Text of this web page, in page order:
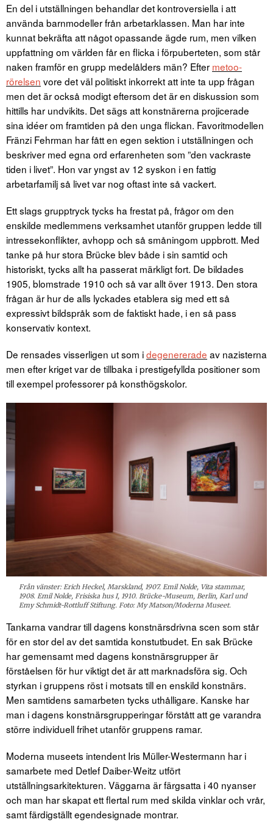
En del i utställningen behandlar det kontroversiella i att
använda barnmodeller från arbetarklassen. Man har inte
kunnat bekräfta att något opassande ägde rum, men vilken
uppfattning om världen får en flicka i förpuberteten, som står
naken framför en grupp medelålders män? Efter metoo-
rörelsen vore det väl politiskt inkorrekt att inte ta upp frågan
men det är också modigt eftersom det är en diskussion som
hittills har undvikits. Det sägs att konstnärerna projicerade
sina idéer om framtiden på den unga flickan. Favoritmodellen
Fränzi Fehrman har fått en egen sektion i utställningen och
beskriver med egna ord erfarenheten som ”den vackraste
tiden i livet”. Hon var yngst av 12 syskon i en fattig
arbetarfamilj så livet var nog oftast inte så vackert.
Ett slags grupptryck tycks ha frestat på, frågor om den
enskilde medlemmens verksamhet utanför gruppen ledde till
intressekonflikter, avhopp och så småningom uppbrott. Med
tanke på hur stora Brücke blev både i sin samtid och
historiskt, tycks allt ha passerat märkligt fort. De bildades
1905, blomstrade 1910 och så var allt över 1913. Den stora
frågan är hur de alls lyckades etablera sig med ett så
expressivt bildspråk som de faktiskt hade, i en så pass
konservativ kontext.
De rensades visserligen ut som idegenererade av nazisterna
men efter kriget var de tillbaka i prestigefyllda positioner som
till exempel professorer på konsthögskolor.
Från vänster: Erich Heckel, Marskland, 1907. Emil Nolde, Vita stammar,
1908. Emil Nolde, Frisiska hus I, 1910. Brücke-Museum, Berlin, Karl und
Emy Schmidt-Rottluff Stiftung. Foto: My Matson/Moderna Museet.
Tankarna vandrar till dagens konstnärsdrivna scen som står
för en stor del av det samtida konstutbudet. En sak Brücke
har gemensamt med dagens konstnärsgrupper är
förståelsen för hur viktigt det är att marknadsföra sig. Och
styrkan i gruppens röst i motsats till en enskild konstnärs.
Men samtidens samarbeten tycks uthålligare. Kanske har
man i dagens konstnärsgrupperingar förstått att ge varandra
större individuell frihet utanför gruppens ramar.
Moderna museets intendent Iris Müller-Westermann har i
samarbete med Detlef Daiber-Weitz utfört
utställningsarkitekturen. Väggarna är färgsatta i 40 nyanser
och man har skapat ett flertal rum med skilda vinklar och vrår,
samt färdigställt egendesignade montrar.